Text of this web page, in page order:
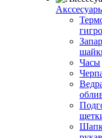
Часы